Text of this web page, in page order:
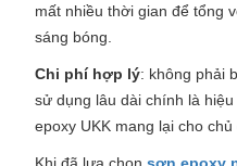
mất nhiều thời gian để tổng
sáng bóng.
Chi phí hợp lý: không phải
sử dụng lâu dài chính là
epoxy UKK mang lại cho chủ